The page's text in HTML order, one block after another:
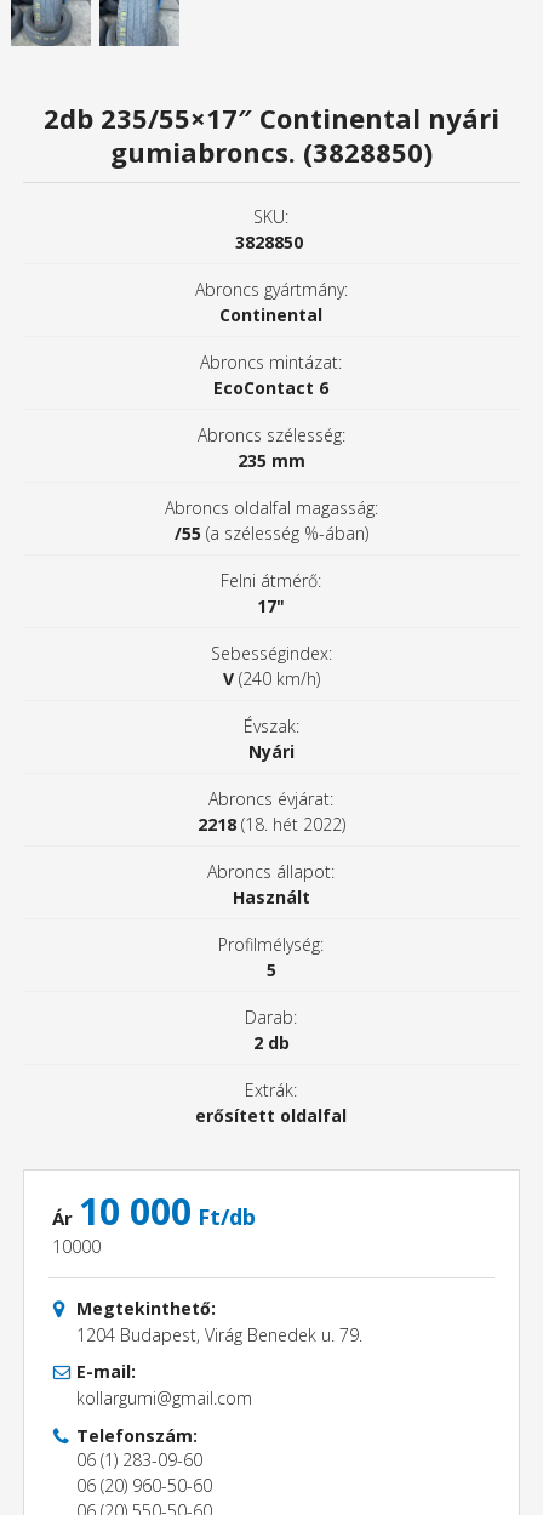
2db 235/55×17″ Continental nyári
gumiabroncs. (3828850)
SKU:
3828850
Abroncs gyártmány:
Continental
Abroncs mintázat:
EcoContact 6
Abroncs szélesség:
235 mm
Abroncs oldalfal magasság:
/55 (a szélesség %-ában)
Felni átmérő:
17"
Sebességindex:
V (240 km/h)
Évszak:
Nyári
Abroncs évjárat:
2218(18. hét 2022)
Abroncs állapot:
Használt
Profilmélység:
5
Darab:
2 db
Extrák:
erősített oldalfal
Ár 10 000 Ft/db
10000
Megtekinthető:
1204 Budapest, Virág Benedek u. 79.
E-mail:
kollargumi@gmail.com
Telefonszám:
06 (1) 283-09-60
06 (20) 960-50-60